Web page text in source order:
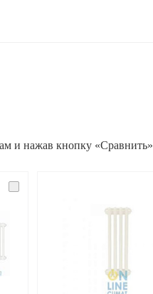
и нажав кнопку «Сравнить»